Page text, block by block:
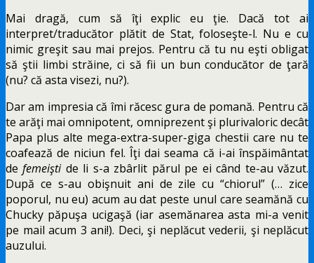
Mai dragă, cum să îţi explic eu ţie. Dacă tot ai
interpret/traducător plătit de Stat, foloseşte-l. Nu e cu
nimic greşit sau mai prejos. Pentru că tu nu eşti obligat
să ştii limbi străine, ci să fii un bun conducător de ţară
(nu? că asta visezi, nu?).
Dar am impresia că îmi răcesc gura de pomană. Pentru că
te arăţi mai omnipotent, omniprezent şi plurivaloric decât
Papa plus alte mega-extra-super-giga chestii care nu te
coafează de niciun fel. Îţi dai seama că i-ai înspăimântat
defemeişti de li s-a zbârlit părul pe ei când te-au văzut.
După ce s-au obişnuit ani de zile cu “chiorul” (… zice
poporul, nu eu) acum au dat peste unul care seamănă cu
Chucky păpuşa ucigaşă (iar asemănarea asta mi-a venit
pe mail acum 3 ani!). Deci, şi neplăcut vederii, şi neplăcut
auzului.